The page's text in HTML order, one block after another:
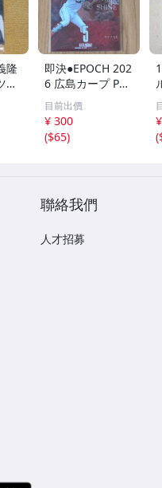
隆
新
即決●EPOCH 202
6 広島カープ PRE
MIER EDITION
小園海斗 /50枚限
定 インサートカ
ード TIME TO SH
目前出價
¥ 300
($65)
(
聯絡我們
人才招募